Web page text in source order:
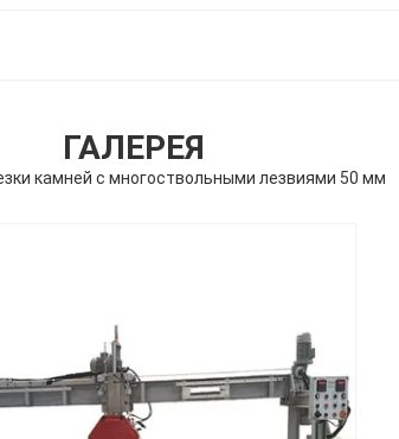
ГАЛЕРЕЯ
камней с многоствольными лезвиями 50 мм